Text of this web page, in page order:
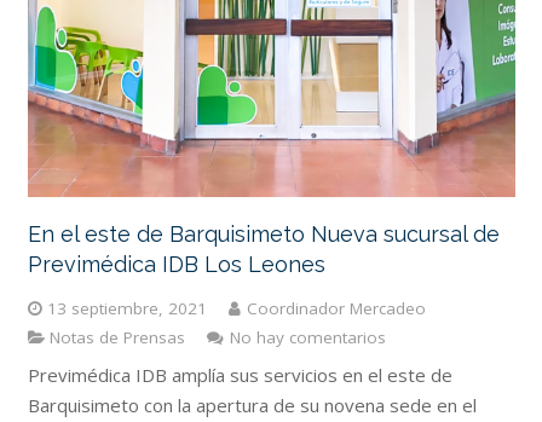
En el este de Barquisimeto Nueva sucursal de
Previmédica IDB Los Leones
13 septiembre, 2021
Coordinador Mercadeo
Notas de Prensas
No hay comentarios
Previmédica IDB amplía sus servicios en el este de
Barquisimeto con la apertura de su novena sede en el